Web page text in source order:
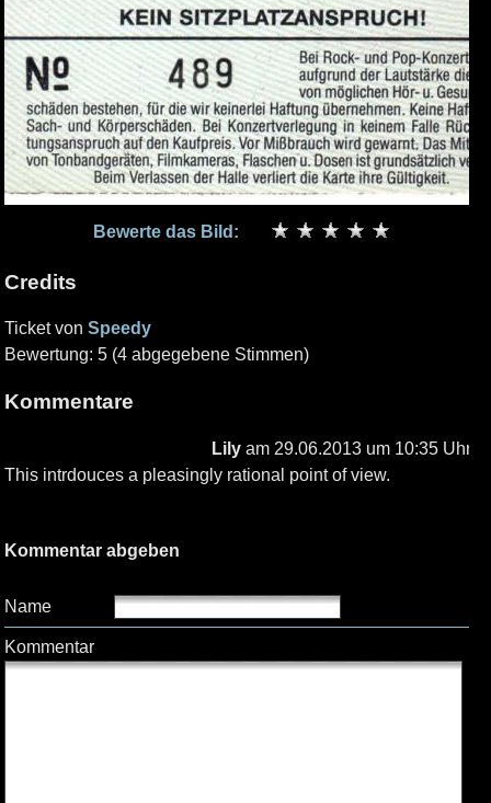
Bewerte das Bild:
Credits
Ticket von Speedy
Bewertung: 5 (4 abgegebene Stimmen)
Kommentare
Lilyam 29.06.2013 um 10:35 Uhr
This intrdouces a pleasingly rational point of view.
Kommentar abgeben
Name
Kommentar